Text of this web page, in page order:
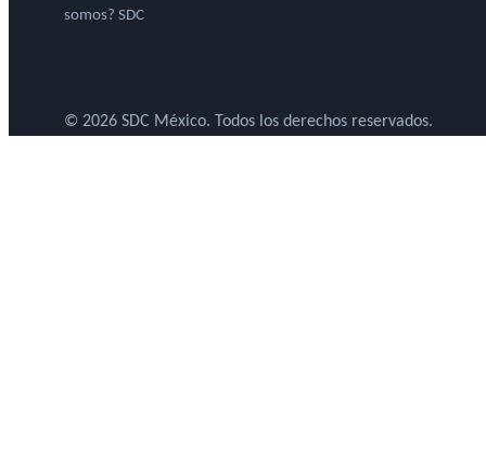
somos? SDC
© 2026 SDC México. Todos los derechos reservados.